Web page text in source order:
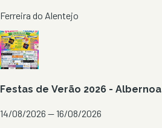
Ferreira do Alentejo
Festas de Verão 2026 - Albernoa
14/08/2026 — 16/08/2026